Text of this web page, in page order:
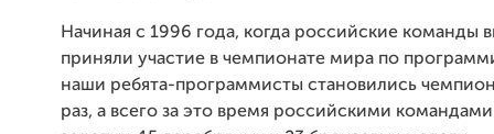
Начиная с 1996 года, когда российские команды
приняли участие в чемпионате мира по
наши ребята-программисты становились
раз, а всего за это время российскими